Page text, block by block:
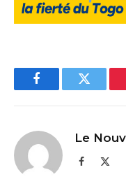
FacebookTwitter
Le
Facebook